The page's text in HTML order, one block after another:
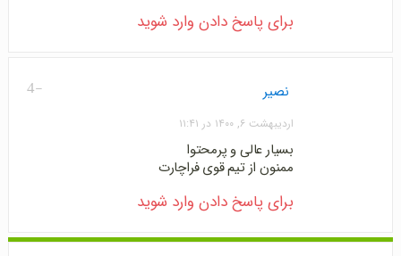
برای پاسخ دادن وارد شوید
-4 نصیر
اردیبهشت ۶, ۱۴۰۰ در ۱۱:۴۱
بسیار عالی و پرمحتوا
ممنون از تیم قوی فراچارت
برای پاسخ دادن وارد شوید